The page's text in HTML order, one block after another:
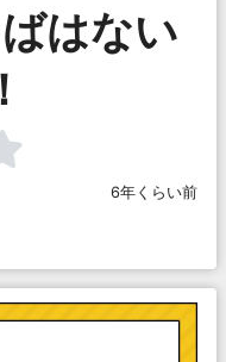
はない
6年くらい前